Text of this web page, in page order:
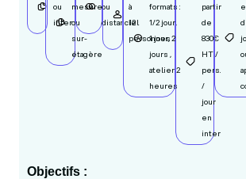
ou
inter
mesure
ou
sur-
étagère
ou
distanciel
à
12
personnes
formats :
1/2 jour,
1 jour, 2
jours ,
atelier 2
heures
partir
de
830€
HT /
pers.
/
jour
en
inter
Objectifs :